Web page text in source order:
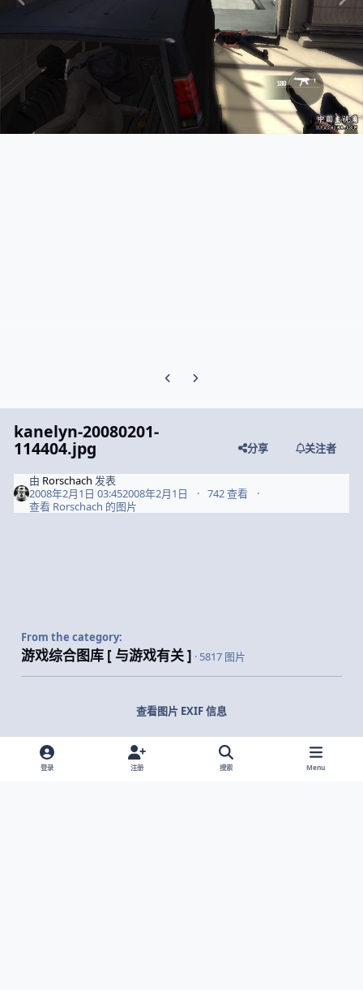
Previous carousel slide
Next carousel slide
kanelyn-20080201-
114404.jpg 分享 关注者
由 Rorschach 发表
2008年2月1日 03:452008年2月1日
742 查看
查看 Rorschach 的图片
From the category:
游戏综合图库 [ 与游戏有关 ] · 5817 图片
查看图片 EXIF 信息
登录 注册 搜索 Menu